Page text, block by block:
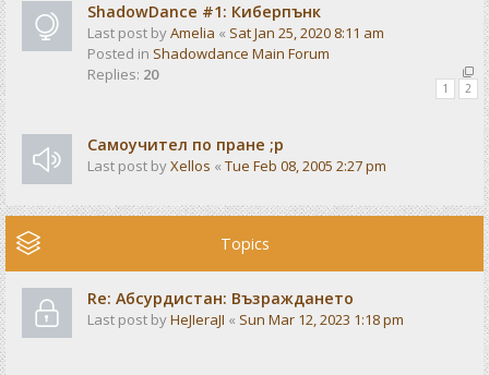
ShadowDance #1: Киберпънк
Last post byAmelia « Sat Jan 25, 2020 8:11 am
Posted in Shadowdance Main Forum
Replies: 20
1 2
Самоучител по пране ;р
Last post byXellos « Tue Feb 08, 2005 2:27 pm
Topics
Re: Абсурдистан: Възраждането
Last post byHeJIeraJI « Sun Mar 12, 2023 1:18 pm